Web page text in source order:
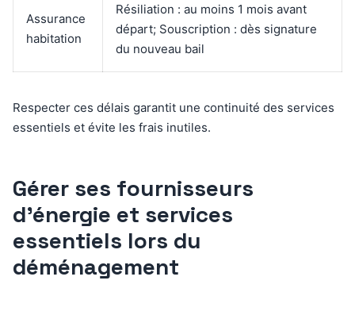
Assurance
habitation
Résiliation : au moins 1 mois avant
départ; Souscription : dès signature
du nouveau bail
Respecter ces délais garantit une continuité des services
essentiels et évite les frais inutiles.
Gérer ses fournisseurs
d’énergie et services
essentiels lors du
déménagement